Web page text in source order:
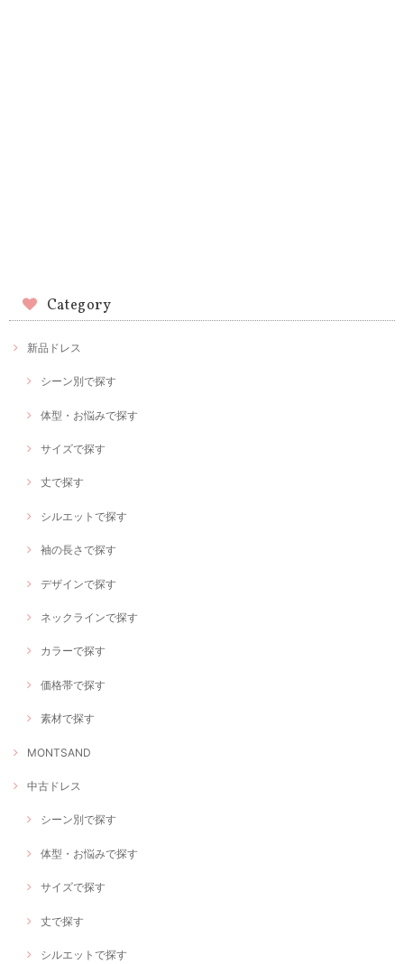
Category
新品ドレス
シーン別で探す
体型・お悩みで探す
サイズで探す
丈で探す
シルエットで探す
袖の長さで探す
デザインで探す
ネックラインで探す
カラーで探す
価格帯で探す
素材で探す
MONTSAND
中古ドレス
シーン別で探す
体型・お悩みで探す
サイズで探す
丈で探す
シルエットで探す